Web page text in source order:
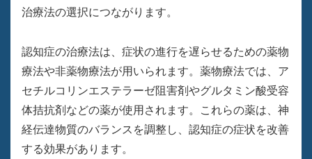
治療法の選択につながります。
認知症の治療法は、症状の進行を遅らせるための薬物
療法や非薬物療法が用いられます。薬物療法では、ア
セチルコリンエステラーゼ阻害剤やグルタミン酸受容
体拮抗剤などの薬が使用されます。これらの薬は、神
経伝達物質のバランスを調整し、認知症の症状を改善
する効果があります。